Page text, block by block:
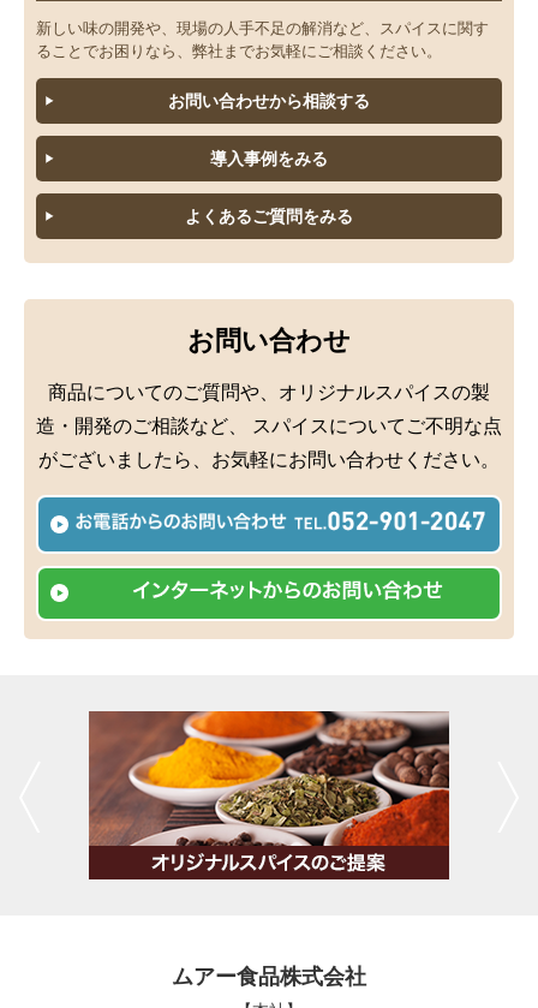
新しい味の開発や、現場の人手不足の解消など、スパイスに関す
ることでお困りなら、弊社までお気軽にご相談ください。
お問い合わせから相談する
導入事例をみる
よくあるご質問をみる
お問い合わせ
商品についてのご質問や、オリジナルスパイスの製
造・開発のご相談など、
スパイスについてご不明な点
がございましたら、お気軽にお問い合わせください。
ムアー食品株式会社